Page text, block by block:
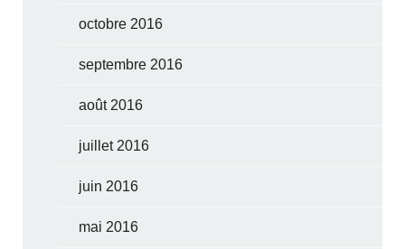
octobre 2016
septembre 2016
août 2016
juillet 2016
juin 2016
mai 2016